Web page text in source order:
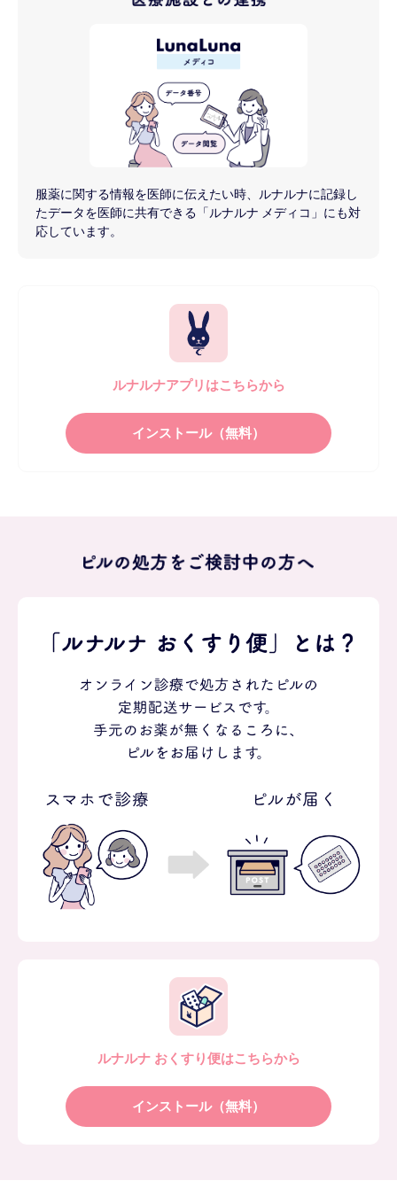
服薬に関する情報を医師に伝えたい時、ルナルナに記録し
たデータを医師に共有できる「ルナルナ メディコ」にも対
応しています。
ルナルナアプリはこちらから
インストール（無料）
ルナルナ おくすり便はこちらから
インストール（無料）